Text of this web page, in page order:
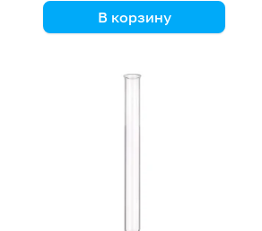
В корзину
(Кат. № 7365/632 446 003